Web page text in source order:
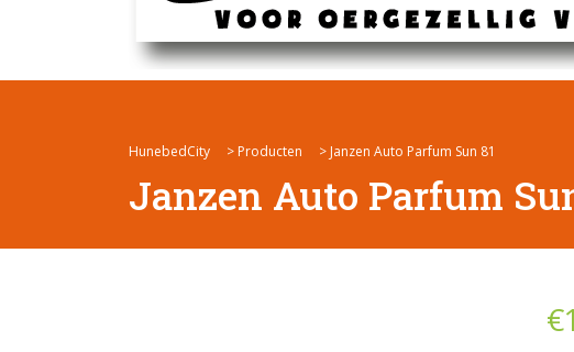
HunebedCity > Producten > Janzen Auto Parfum Sun 81
Janzen Auto Parfum
€